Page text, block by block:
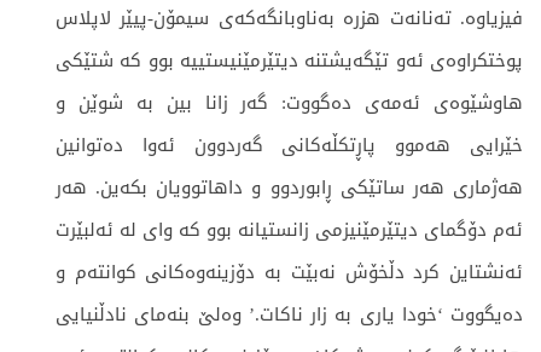
فیزیاوە. تەنانەت هزرە بەناوبانگەکەی سیمۆن-پیێر لاپلاس
پوختکراوەی ئەو تێگەیشتنە دیتێرمێنیستییە بوو کە شتێکی
هاوشێوەی ئەمەی دەگووت: گەر زانا بین بە شوێن و
خێرایی هەموو پاڕتکڵەکانی گەردوون ئەوا دەتوانین
هەژماری هەر ساتێکی ڕابوردوو و داهاتوویان بکەین. هەر
ئەم دۆگمای دیتێرمێنیزمی زانستیانە بوو کە وای لە ئەلبێرت
ئەنشتاین کرد دڵخۆش نەبێت بە دۆزینەوەکانی کوانتەم و
دەیگووت ‘خودا یاری بە زار ناکات.’ وەلێ بنەمای نادڵنیایی